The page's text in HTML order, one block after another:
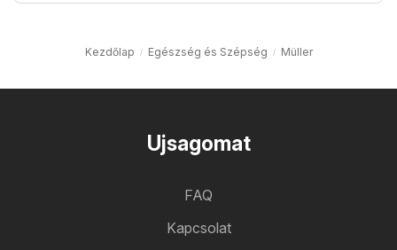
Kezdőlap Egészség és Szépség Müller
Ujsagomat
FAQ
Kapcsolat